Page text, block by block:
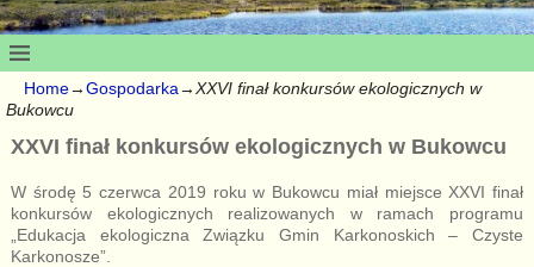
Home→Gospodarka→XXVI finał konkursów ekologicznych w
Bukowcu
XXVI finał konkursów ekologicznych w Bukowcu
W środę 5 czerwca 2019 roku w Bukowcu miał miejsce XXVI finał
konkursów ekologicznych realizowanych w ramach programu
„Edukacja ekologiczna Związku Gmin Karkonoskich – Czyste
Karkonosze”.